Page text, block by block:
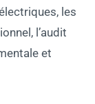
les
l’audit
et